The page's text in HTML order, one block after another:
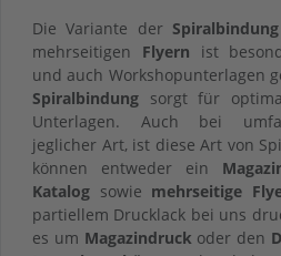
Die Variante der Spiralbindung
mehrseitigen Flyern ist
und auch Workshopunterlagen
Spiralbindung sorgt für
Unterlagen. Auch bei
jeglicher Art, ist diese Art von
können entweder ein
Katalog sowie mehrseitige
partiellem Drucklack bei uns
es um Magazindruck oder den